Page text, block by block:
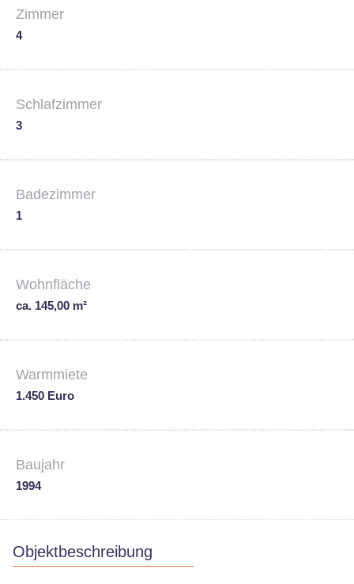
Zimmer
4
Schlafzimmer
3
Badezimmer
1
Wohnfläche
ca. 145,00 m²
Warmmiete
1.450 Euro
Baujahr
1994
Objektbeschreibung